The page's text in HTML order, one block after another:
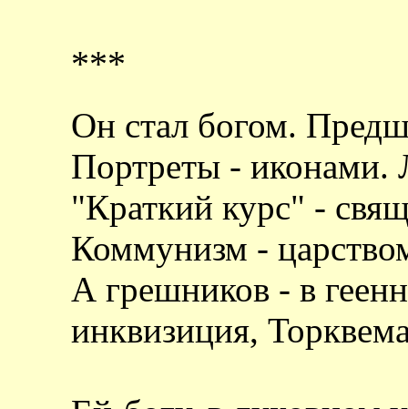
***
Он стал богом.
Портреты - иконами.
"Краткий курс" -
Коммунизм -
А грешников - в
инквизиция,